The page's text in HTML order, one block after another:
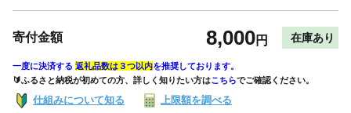
寄付金額 8,000円 在庫あり
一度に決済する 返礼品数は３つ以内を推奨しております。
🔰ふるさと納税が初めての方、詳しく知りたい方はこちらでご確認ください。
仕組みについて知る 上限額を調べる